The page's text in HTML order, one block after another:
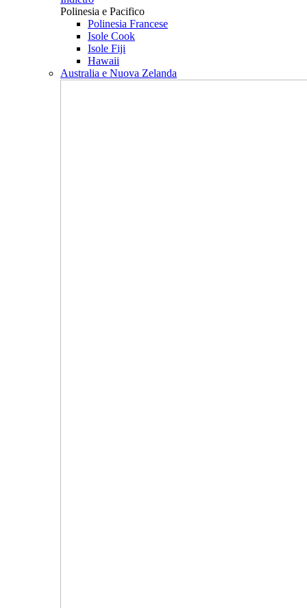
Polinesia e Pacifico
Polinesia Francese
Isole Cook
Isole Fiji
Hawaii
Australia e Nuova Zelanda